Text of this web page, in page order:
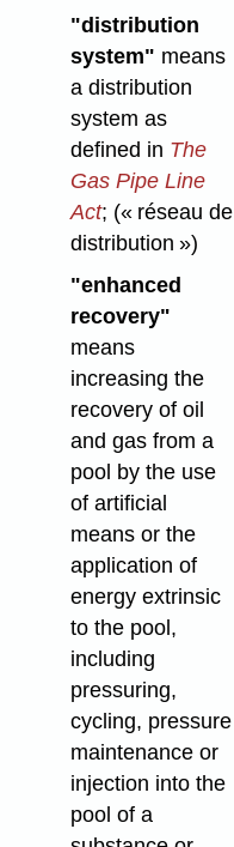
"distribution
system" means
a distribution
system as
defined in The
Gas Pipe Line
Act; (« réseau de
distribution »)
"enhanced
recovery"
means
increasing the
recovery of oil
and gas from a
pool by the use
of artificial
means or the
application of
energy extrinsic
to the pool,
including
pressuring,
cycling, pressure
maintenance or
injection into the
pool of a